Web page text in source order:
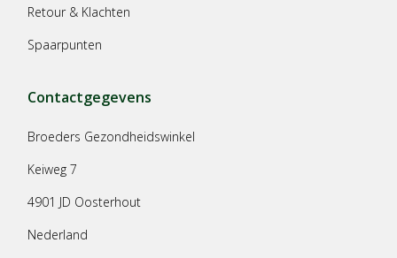
Retour & Klachten
Spaarpunten
Contactgegevens
Broeders Gezondheidswinkel
Keiweg 7
4901 JD Oosterhout
Nederland